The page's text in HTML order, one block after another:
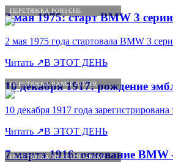
ПЕРЕТЯЖКА PORSCHE
ПЕРЕТЯЖКА RANGE ROVER
ПЕРЕТЯЖКА MERCEDES-BENZ
2 мая 1975: старт BMW 3
2 мая 1975 года стартовала BMW 3
Читать ↗В ЭТОТ ДЕНЬ
10 декабря 1917: рождение
10 декабря 1917 года
Читать ↗В ЭТОТ ДЕНЬ
7 марта 1916: основание